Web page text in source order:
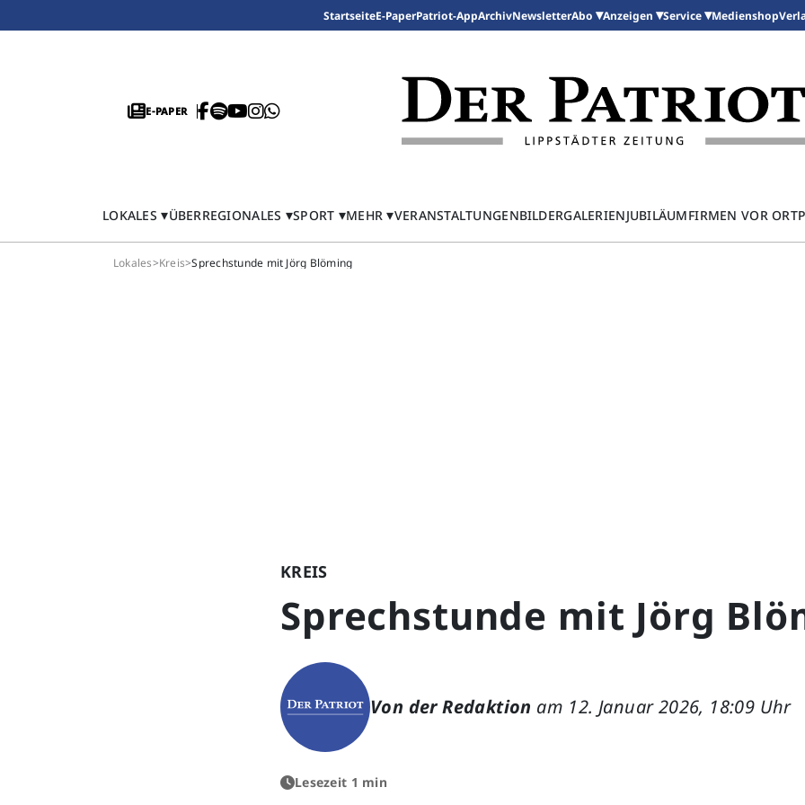
StartseiteE-PaperPatriot-AppArchivNewsletterAbo Anzeigen Service Medienshop
E-PAPER
LOKALES ÜBERREGIONALES SPORT MEHR VERANSTALTUNGENBILDERGALERIENJUBILÄUMFIRMEN VOR ORT
Lokales>Kreis>Sprechstunde mit Jörg Blöming
KREIS
Sprechstunde mit Jörg
Von der Redaktion am 12. Januar 2026, 18:09 Uhr
Lesezeit 1 min